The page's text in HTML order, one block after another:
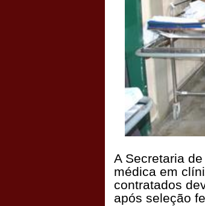
A Secretaria
médica em
contratados
após seleção